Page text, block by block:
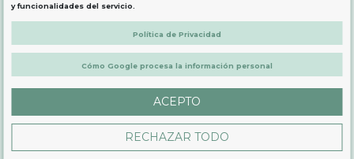
PRODUCTOS
y funcionalidades del servicio.
Política de Privacidad
Cómo Google procesa la información personal
ACEPTO
RECHAZAR TODO